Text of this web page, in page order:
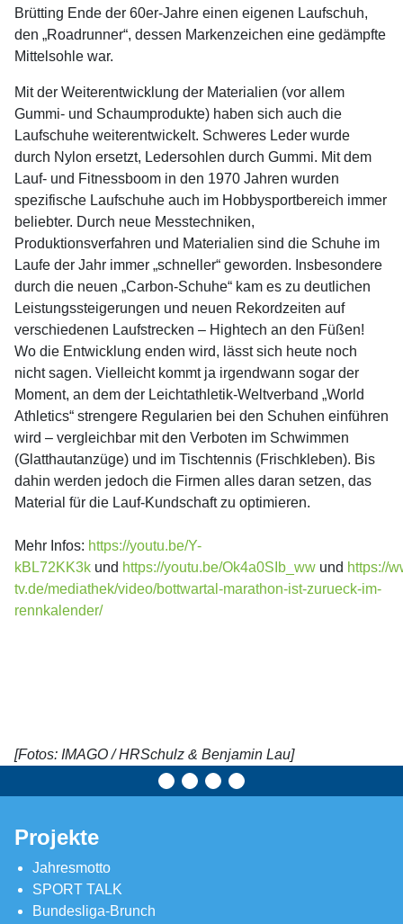
Brütting Ende der 60er-Jahre einen eigenen Laufschuh,
den „Roadrunner“, dessen Markenzeichen eine gedämpfte
Mittelsohle war.
Mit der Weiterentwicklung der Materialien (vor allem
Gummi- und Schaumprodukte) haben sich auch die
Laufschuhe weiterentwickelt. Schweres Leder wurde
durch Nylon ersetzt, Ledersohlen durch Gummi. Mit dem
Lauf- und Fitnessboom in den 1970 Jahren wurden
spezifische Laufschuhe auch im Hobbysportbereich immer
beliebter. Durch neue Messtechniken,
Produktionsverfahren und Materialien sind die Schuhe im
Laufe der Jahr immer „schneller“ geworden. Insbesondere
durch die neuen „Carbon-Schuhe“ kam es zu deutlichen
Leistungssteigerungen und neuen Rekordzeiten auf
verschiedenen Laufstrecken – Hightech an den Füßen!
Wo die Entwicklung enden wird, lässt sich heute noch
nicht sagen. Vielleicht kommt ja irgendwann sogar der
Moment, an dem der Leichtathletik-Weltverband „World
Athletics“ strengere Regularien bei den Schuhen einführen
wird – vergleichbar mit den Verboten im Schwimmen
(Glatthautanzüge) und im Tischtennis (Frischkleben). Bis
dahin werden jedoch die Firmen alles daran setzen, das
Material für die Lauf-Kundschaft zu optimieren.
Mehr Infos: https://youtu.be/Y-
kBL72KK3k und https://youtu.be/Ok4a0SIb_ww und https://
tv.de/mediathek/video/bottwartal-marathon-ist-zurueck-im-
rennkalender/
[Fotos: IMAGO / HRSchulz & Benjamin Lau]
Projekte
Jahresmotto
SPORT TALK
Bundesliga-Brunch